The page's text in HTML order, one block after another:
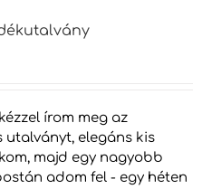
írom meg az
utalványt, elegáns kis
majd egy nagyobb
adom fel - egy héten